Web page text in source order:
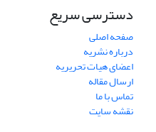
دسترسی سریع
صفحه اصلی
درباره نشریه
اعضای هیات تحریریه
ارسال مقاله
تماس با ما
نقشه سایت